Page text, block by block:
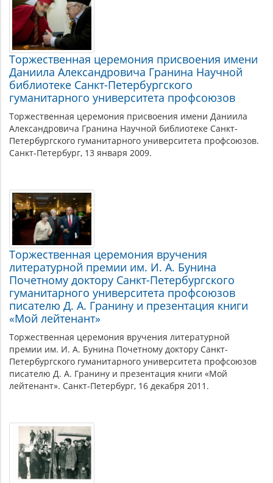
Торжественная церемония присвоения имени
Даниила Александровича Гранина Научной
библиотеке Санкт-Петербургского
гуманитарного университета профсоюзов
Торжественная церемония присвоения имени Даниила
Александровича Гранина Научной библиотеке Санкт-
Петербургского гуманитарного университета профсоюзов.
Санкт-Петербург, 13 января 2009.
Торжественная церемония вручения
литературной премии им. И. А. Бунина
Почетному доктору Санкт-Петербургского
гуманитарного университета профсоюзов
писателю Д. А. Гранину и презентация книги
«Мой лейтенант»
Торжественная церемония вручения литературной
премии им. И. А. Бунина Почетному доктору Санкт-
Петербургского гуманитарного университета профсоюзов
писателю Д. А. Гранину и презентация книги «Мой
лейтенант». Санкт-Петербург, 16 декабря 2011.